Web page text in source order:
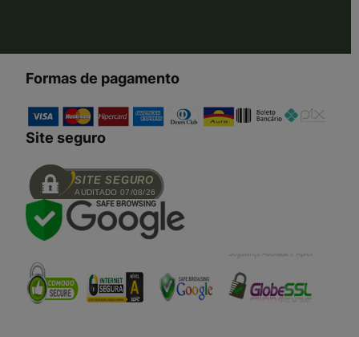
Formas de pagamento
Site seguro
SITE SEGURO
AUDITADO 07/08/26